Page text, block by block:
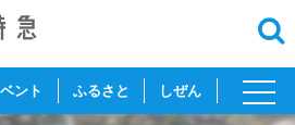
ント ふるさと しぜん
toggle